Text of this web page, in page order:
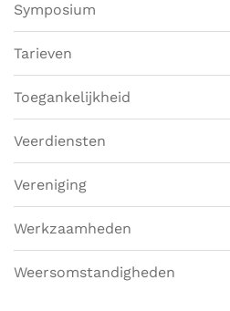
Symposium
Tarieven
Toegankelijkheid
Veerdiensten
Vereniging
Werkzaamheden
Weersomstandigheden